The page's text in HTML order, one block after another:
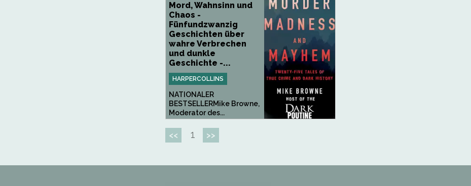
Mord, Wahnsinn und
Chaos -
Fünfundzwanzig
Geschichten über
wahre Verbrechen
und dunkle
Geschichte -...
HARPERCOLLINS
NATIONALER
BESTSELLERMike Browne,
Moderator des...
<< 1 >>